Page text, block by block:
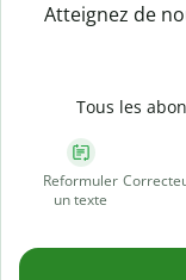
Atteignez de
Tous les
Reformuler
un texte